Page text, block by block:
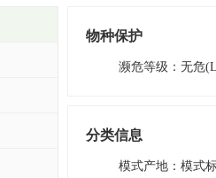
物种保护
濒危等级 ： 无危
分类信息
模式产地 ： 模式